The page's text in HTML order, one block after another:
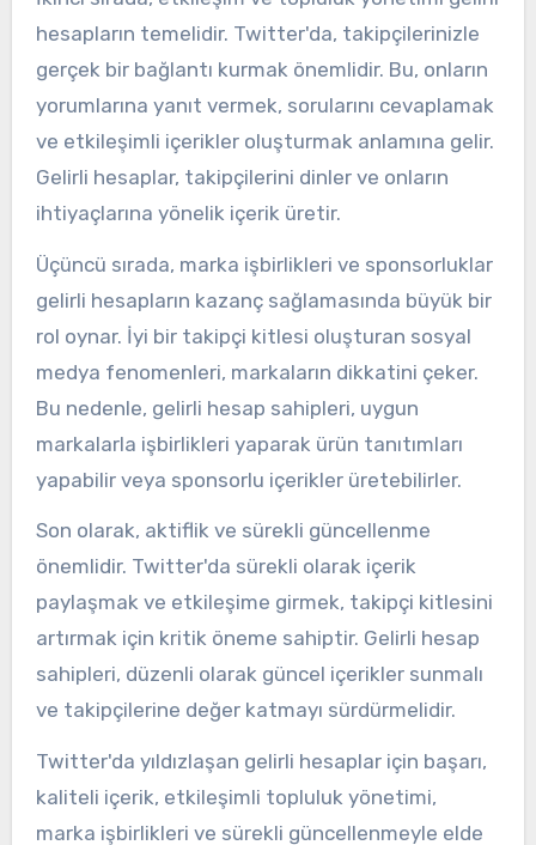
hesapların temelidir. Twitter'da, takipçilerinizle
gerçek bir bağlantı kurmak önemlidir. Bu, onların
yorumlarına yanıt vermek, sorularını cevaplamak
ve etkileşimli içerikler oluşturmak anlamına gelir.
Gelirli hesaplar, takipçilerini dinler ve onların
ihtiyaçlarına yönelik içerik üretir.
Üçüncü sırada, marka işbirlikleri ve sponsorluklar
gelirli hesapların kazanç sağlamasında büyük bir
rol oynar. İyi bir takipçi kitlesi oluşturan sosyal
medya fenomenleri, markaların dikkatini çeker.
Bu nedenle, gelirli hesap sahipleri, uygun
markalarla işbirlikleri yaparak ürün tanıtımları
yapabilir veya sponsorlu içerikler üretebilirler.
Son olarak, aktiflik ve sürekli güncellenme
önemlidir. Twitter'da sürekli olarak içerik
paylaşmak ve etkileşime girmek, takipçi kitlesini
artırmak için kritik öneme sahiptir. Gelirli hesap
sahipleri, düzenli olarak güncel içerikler sunmalı
ve takipçilerine değer katmayı sürdürmelidir.
Twitter'da yıldızlaşan gelirli hesaplar için başarı,
kaliteli içerik, etkileşimli topluluk yönetimi,
marka işbirlikleri ve sürekli güncellenmeyle elde